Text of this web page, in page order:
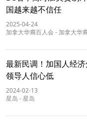
国越来越不信任
2025-04-24
加拿大华裔百人会- 加拿大华
最新民调！加国人经
领导人信心低
2024-02-13
星岛 -星岛